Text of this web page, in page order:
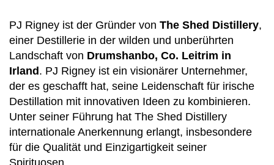
PJ Rigney ist der Gründer von The Shed Distillery,
einer Destillerie in der wilden und unberührten
Landschaft von Drumshanbo, Co. Leitrim in
Irland . PJ Rigney ist ein visionärer Unternehmer,
der es geschafft hat, seine Leidenschaft für irische
Destillation mit innovativen Ideen zu kombinieren.
Unter seiner Führung hat The Shed Distillery
internationale Anerkennung erlangt, insbesondere
für die Qualität und Einzigartigkeit seiner